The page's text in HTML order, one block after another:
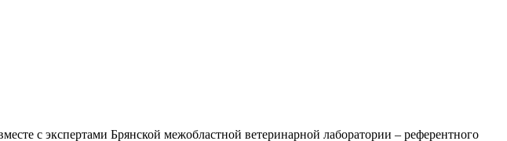
с экспертами Брянской межобластной ветеринарной лаборатории – референтного